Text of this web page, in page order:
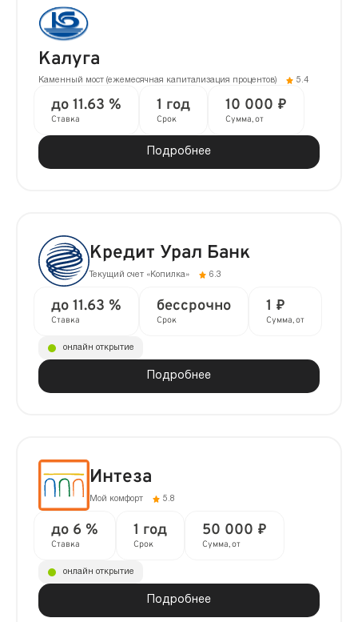
Калуга
Каменный мост (ежемесячная капитализация процентов) 5.4
до 11.63 %
Ставка
1 год
Срок
10 000 ₽
Сумма, от
Подробнее
Кредит Урал Банк
Текущий счет «Копилка» 6.3
до 11.63 %
Ставка
бессрочно
Срок
1 ₽
Сумма, от
Подробнее
онлайн открытие
Интеза
Мой комфорт 5.8
до 6 %
Ставка
1 год
Срок
50 000 ₽
Сумма, от
Подробнее
онлайн открытие